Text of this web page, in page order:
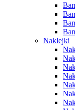
Naklejki